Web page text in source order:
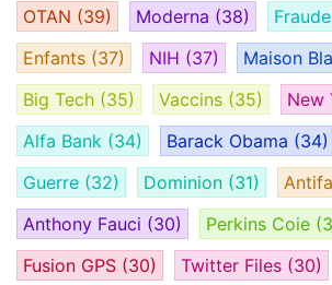
OTAN (39) Moderna (38) Fraude
Enfants (37) NIH (37) Maison
Big Tech (35) Vaccins (35) New
Alfa Bank (34) Barack Obama (34)
Guerre (32) Dominion (31) Antifa
Anthony Fauci (30) Perkins Coie
Fusion GPS (30) Twitter Files (30)